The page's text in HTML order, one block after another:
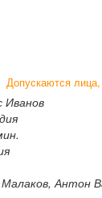
Допускаются
Иванов
Антон